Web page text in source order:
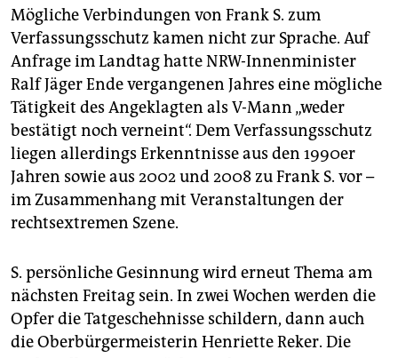
Mögliche Verbindungen von Frank S. zum
Verfassungsschutz kamen nicht zur Sprache. Auf
Anfrage im Landtag hatte NRW-Innenminister
Ralf Jäger Ende vergangenen Jahres eine mögliche
Tätigkeit des Angeklagten als V-Mann „weder
bestätigt noch verneint“. Dem Verfassungsschutz
liegen allerdings Erkenntnisse aus den 1990er
Jahren sowie aus 2002 und 2008 zu Frank S. vor –
im Zusammenhang mit Veranstaltungen der
rechtsextremen Szene.
S. persönliche Gesinnung wird erneut Thema am
nächsten Freitag sein. In zwei Wochen werden die
Opfer die Tatgeschehnisse schildern, dann auch
die Oberbürgermeisterin Henriette Reker. Die